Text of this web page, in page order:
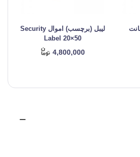
لیبل (برچسب) اموال Security
Label 20×50
4,800,000